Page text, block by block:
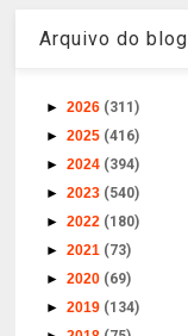
Arquivo do blog
►2026 (311)
►2025 (416)
►2024 (394)
►2023 (540)
►2022 (180)
►2021 (73)
►2020 (69)
►2019 (134)